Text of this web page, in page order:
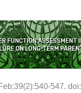
547. doi: